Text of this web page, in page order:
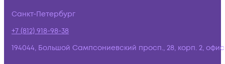
Санкт-Петербург
+7 (812) 918-98-38
194044, Большой Сампсониевский просп., 28, корп. 2,